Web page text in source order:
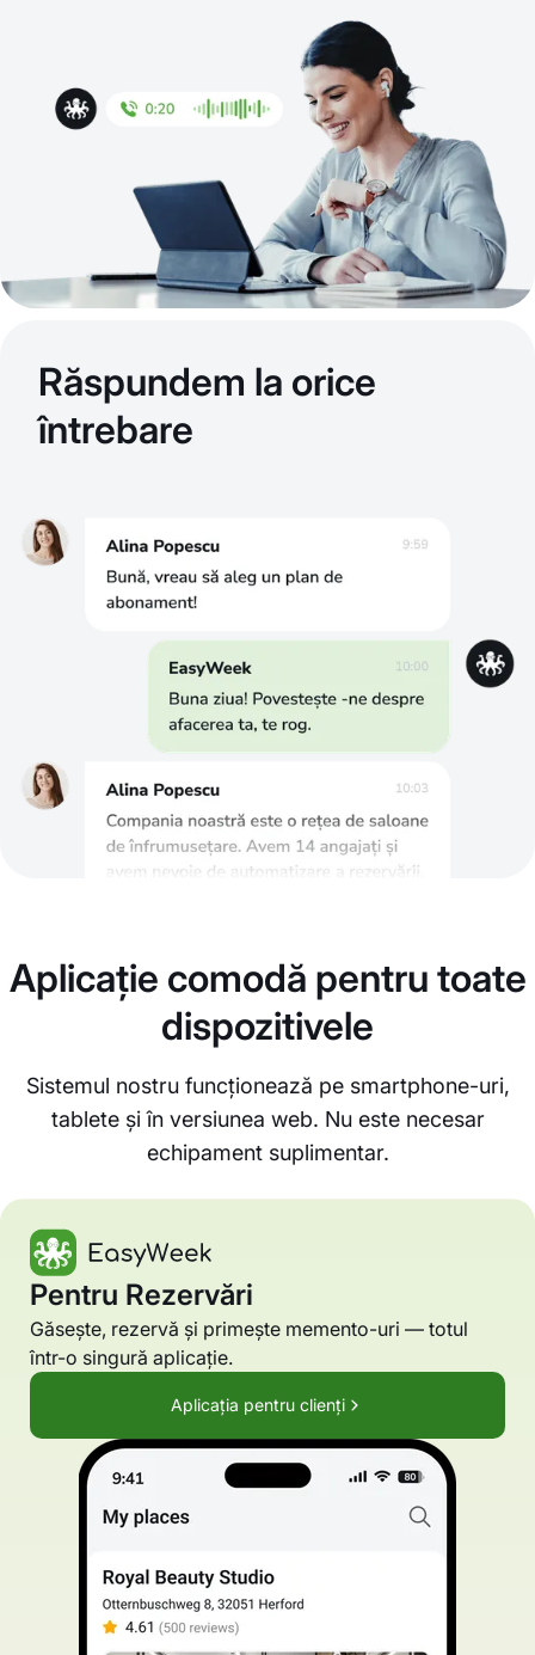
Răspundem la orice
întrebare
Aplicație comodă pentru toate
dispozitivele
Sistemul nostru funcționează pe smartphone-uri,
tablete și în versiunea web. Nu este necesar
echipament suplimentar.
Pentru Rezervări
Găsește, rezervă și primește memento-uri — totul
într-o singură aplicație.
Aplicația pentru clienți